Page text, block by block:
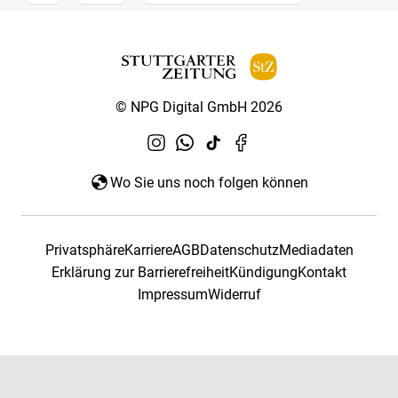
© NPG Digital GmbH 2026
Wo Sie uns noch folgen können
PrivatsphäreKarriereAGBDatenschutzMediadaten
Erklärung zur BarrierefreiheitKündigungKontakt
ImpressumWiderruf